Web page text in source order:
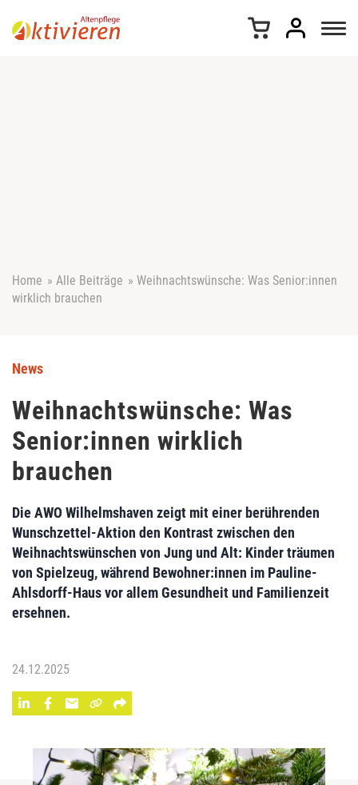
Home » Alle Beiträge » Weihnachtswünsche: Was Senior:innen
wirklich brauchen
News
Weihnachtswünsche: Was
Senior:innen wirklich
brauchen
Die AWO Wilhelmshaven zeigt mit einer berührenden
Wunschzettel-Aktion den Kontrast zwischen den
Weihnachtswünschen von Jung und Alt: Kinder träumen
von Spielzeug, während Bewohner:innen im Pauline-
Ahlsdorff-Haus vor allem Gesundheit und Familienzeit
ersehnen.
24.12.2025